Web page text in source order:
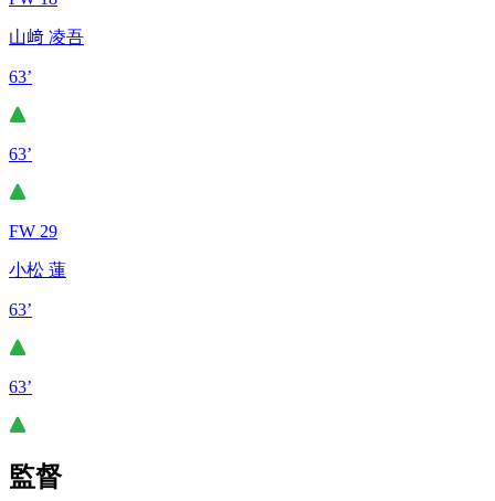
山﨑 凌吾
63’
63’
FW 29
小松 蓮
63’
63’
監督